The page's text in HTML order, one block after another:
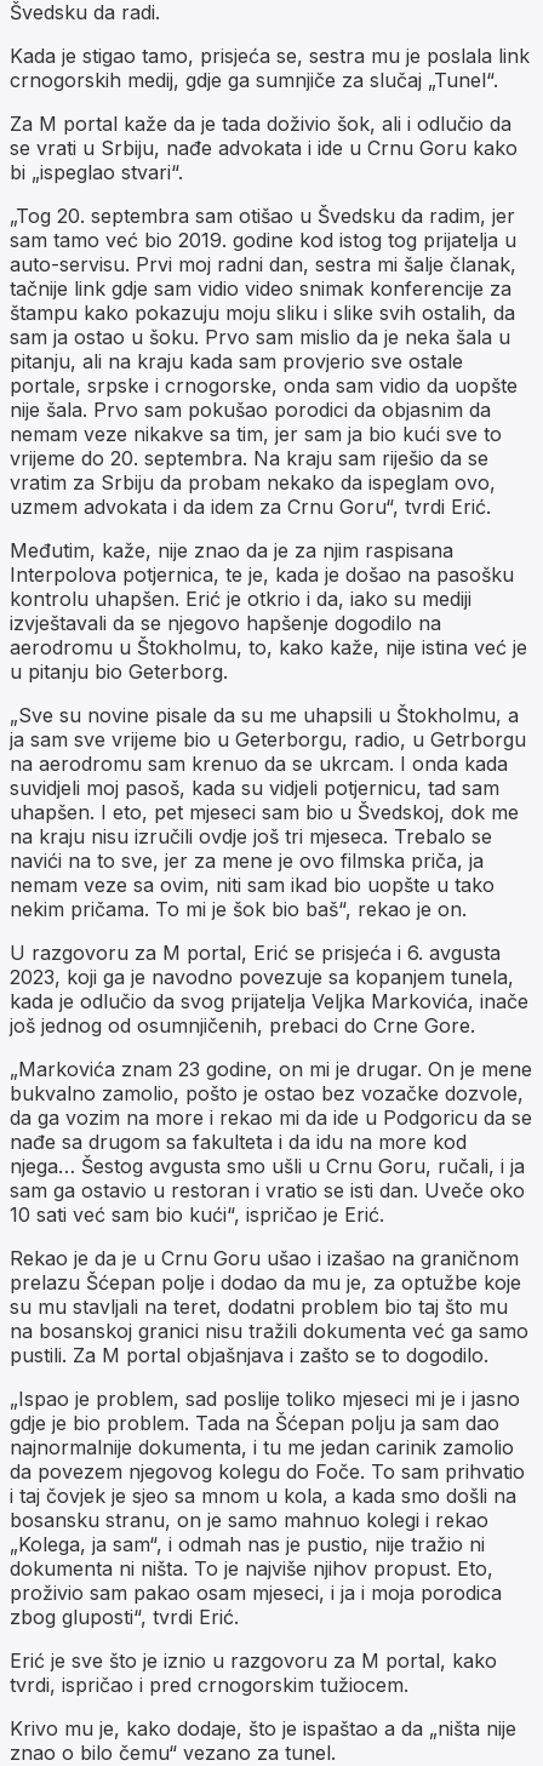
Švedsku da radi.
Kada je stigao tamo, prisjeća se, sestra mu je poslala link
crnogorskih medij, gdje ga sumnjiče za slučaj „Tunel“.
Za M portal kaže da je tada doživio šok, ali i odlučio da
se vrati u Srbiju, nađe advokata i ide u Crnu Goru kako
bi „ispeglao stvari“.
„Tog 20. septembra sam otišao u Švedsku da radim, jer
sam tamo već bio 2019. godine kod istog tog prijatelja u
auto-servisu. Prvi moj radni dan, sestra mi šalje članak,
tačnije link gdje sam vidio video snimak konferencije za
štampu kako pokazuju moju sliku i slike svih ostalih, da
sam ja ostao u šoku. Prvo sam mislio da je neka šala u
pitanju, ali na kraju kada sam provjerio sve ostale
portale, srpske i crnogorske, onda sam vidio da uopšte
nije šala. Prvo sam pokušao porodici da objasnim da
nemam veze nikakve sa tim, jer sam ja bio kući sve to
vrijeme do 20. septembra. Na kraju sam riješio da se
vratim za Srbiju da probam nekako da ispeglam ovo,
uzmem advokata i da idem za Crnu Goru“, tvrdi Erić.
Međutim, kaže, nije znao da je za njim raspisana
Interpolova potjernica, te je, kada je došao na pasošku
kontrolu uhapšen. Erić je otkrio i da, iako su mediji
izvještavali da se njegovo hapšenje dogodilo na
aerodromu u Štokholmu, to, kako kaže, nije istina već je
u pitanju bio Geterborg.
„Sve su novine pisale da su me uhapsili u Štokholmu, a
ja sam sve vrijeme bio u Geterborgu, radio, u Getrborgu
na aerodromu sam krenuo da se ukrcam. I onda kada
suvidjeli moj pasoš, kada su vidjeli potjernicu, tad sam
uhapšen. I eto, pet mjeseci sam bio u Švedskoj, dok me
na kraju nisu izručili ovdje još tri mjeseca. Trebalo se
navići na to sve, jer za mene je ovo filmska priča, ja
nemam veze sa ovim, niti sam ikad bio uopšte u tako
nekim pričama. To mi je šok bio baš“, rekao je on.
U razgovoru za M portal, Erić se prisjeća i 6. avgusta
2023, koji ga je navodno povezuje sa kopanjem tunela,
kada je odlučio da svog prijatelja Veljka Markovića, inače
još jednog od osumnjičenih, prebaci do Crne Gore.
„Markovića znam 23 godine, on mi je drugar. On je mene
bukvalno zamolio, pošto je ostao bez vozačke dozvole,
da ga vozim na more i rekao mi da ide u Podgoricu da se
nađe sa drugom sa fakulteta i da idu na more kod
njega… Šestog avgusta smo ušli u Crnu Goru, ručali, i ja
sam ga ostavio u restoran i vratio se isti dan. Uveče oko
10 sati već sam bio kući“, ispričao je Erić.
Rekao je da je u Crnu Goru ušao i izašao na graničnom
prelazu Šćepan polje i dodao da mu je, za optužbe koje
su mu stavljali na teret, dodatni problem bio taj što mu
na bosanskoj granici nisu tražili dokumenta već ga samo
pustili. Za M portal objašnjava i zašto se to dogodilo.
„Ispao je problem, sad poslije toliko mjeseci mi je i jasno
gdje je bio problem. Tada na Šćepan polju ja sam dao
najnormalnije dokumenta, i tu me jedan carinik zamolio
da povezem njegovog kolegu do Foče. To sam prihvatio
i taj čovjek je sjeo sa mnom u kola, a kada smo došli na
bosansku stranu, on je samo mahnuo kolegi i rekao
„Kolega, ja sam“, i odmah nas je pustio, nije tražio ni
dokumenta ni ništa. To je najviše njihov propust. Eto,
proživio sam pakao osam mjeseci, i ja i moja porodica
zbog gluposti“, tvrdi Erić.
Erić je sve što je iznio u razgovoru za M portal, kako
tvrdi, ispričao i pred crnogorskim tužiocem.
Krivo mu je, kako dodaje, što je ispaštao a da „ništa nije
znao o bilo čemu“ vezano za tunel.